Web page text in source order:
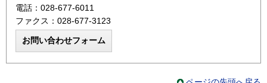
電話：028-677-6011
ファクス：028-677-3123